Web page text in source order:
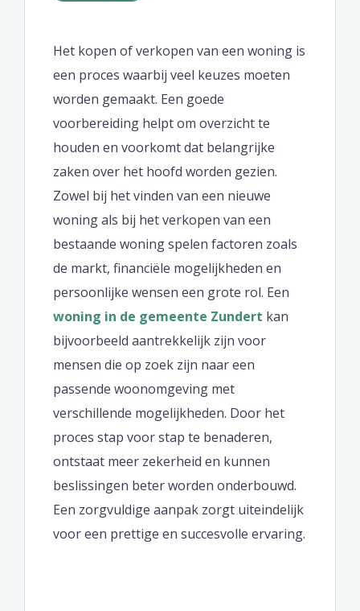
Het kopen of verkopen van een woning is
een proces waarbij veel keuzes moeten
worden gemaakt. Een goede
voorbereiding helpt om overzicht te
houden en voorkomt dat belangrijke
zaken over het hoofd worden gezien.
Zowel bij het vinden van een nieuwe
woning als bij het verkopen van een
bestaande woning spelen factoren zoals
de markt, financiële mogelijkheden en
persoonlijke wensen een grote rol. Een
woning in de gemeente Zundert kan
bijvoorbeeld aantrekkelijk zijn voor
mensen die op zoek zijn naar een
passende woonomgeving met
verschillende mogelijkheden. Door het
proces stap voor stap te benaderen,
ontstaat meer zekerheid en kunnen
beslissingen beter worden onderbouwd.
Een zorgvuldige aanpak zorgt uiteindelijk
voor een prettige en succesvolle ervaring.